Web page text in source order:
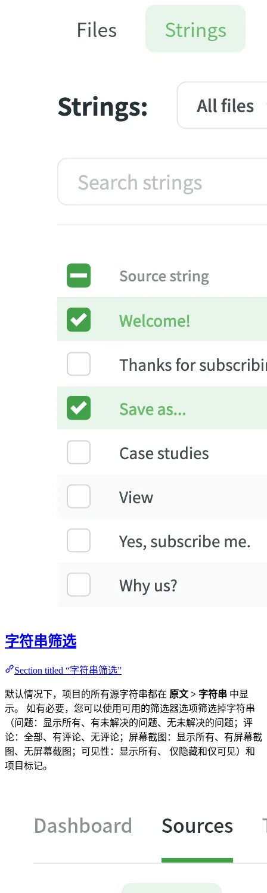
字符串筛选
Section titled “字符串筛选”
默认情况下，项目的所有源字符串都在 原文 > 字符串 中显
示。 如有必要，您可以使用可用的筛选器选项筛选掉字符串
（问题：显示所有、有未解决的问题、无未解决的问题；评
论：全部、有评论、无评论；屏幕截图：显示所有、有屏幕截
图、无屏幕截图；可见性：显示所有、 仅隐藏和仅可见）和
项目标记。